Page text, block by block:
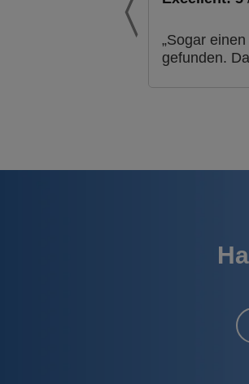
„Sogar
gefunden.